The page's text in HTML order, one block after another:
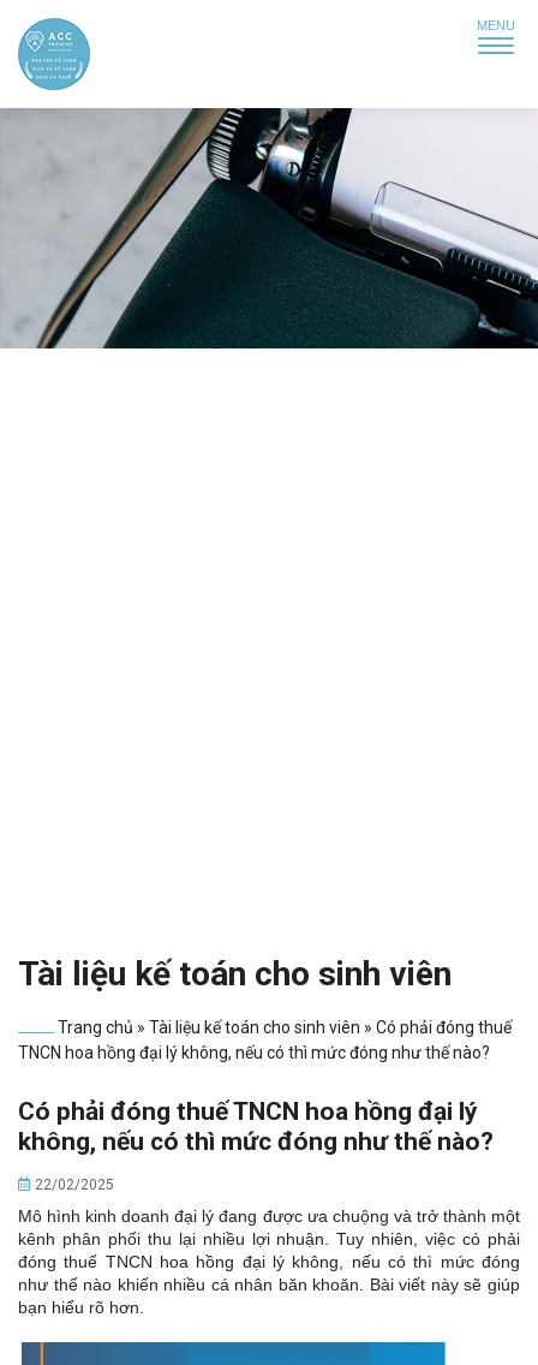
Tài liệu kế toán cho sinh viên
Trang chủ » Tài liệu kế toán cho sinh viên » Có phải đóng thuế
TNCN hoa hồng đại lý không, nếu có thì mức đóng như thế nào?
Có phải đóng thuế TNCN hoa hồng đại lý
không, nếu có thì mức đóng như thế nào?
22/02/2025
Mô hình kinh doanh đại lý đang được ưa chuộng và trở thành một
kênh phân phối thu lại nhiều lợi nhuận. Tuy nhiên, việc có phải
đóng thuế TNCN hoa hồng đại lý không, nếu có thì mức đóng
như thế nào khiến nhiều cá nhân băn khoăn. Bài viết này sẽ giúp
bạn hiểu rõ hơn.